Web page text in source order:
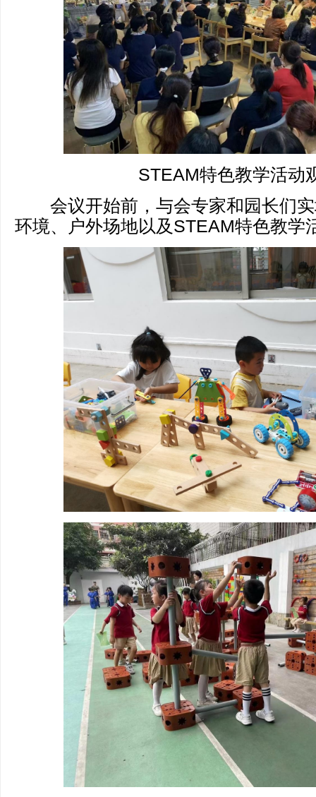
STEAM特色教学活动
会议开始前，与会专家和园长们实
环境、户外场地以及STEAM特色教学